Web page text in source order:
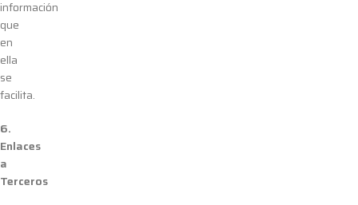
información
que
en
ella
se
facilita.
6.
Enlaces
a
Terceros